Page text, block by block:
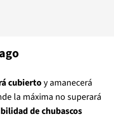
cubiertoy amanecerá
la máxima no superará
de chubascos